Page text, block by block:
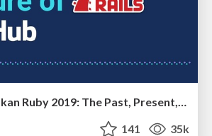
RailsConf & Balkan Ruby 2019: The Past, Present, and Future of Rails at GitHub
141 35k